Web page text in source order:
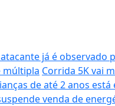
já é observado
múltipla Corrida 5K vai
de até 2 anos
venda de